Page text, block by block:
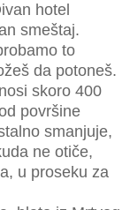
hotel
smeštaj.
to
da potoneš.
skoro 400
površine
smanjuje,
ne otiče,
u proseku za